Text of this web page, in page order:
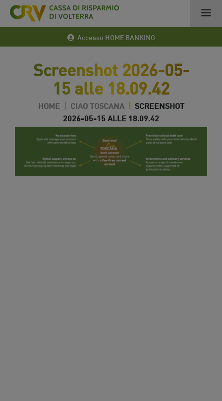
Accesso HOME BANKING
Screenshot 2026-05-
15 alle 18.09.42
HOME | CIAO TOSCANA | SCREENSHOT
2026-05-15 ALLE 18.09.42